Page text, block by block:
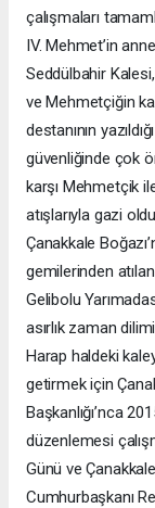
çalışmaları
IV. Mehmet’in
Seddülbahir
ve Mehmetçiğin
destanının
güvenliğinde çok
karşı Mehmetçik
atışlarıyla gazi
Çanakkale
gemilerinden
Gelibolu
asırlık zaman
Harap haldeki
getirmek için
Başkanlığı’nca
düzenlemesi
Günü ve
Cumhurbaşkanı